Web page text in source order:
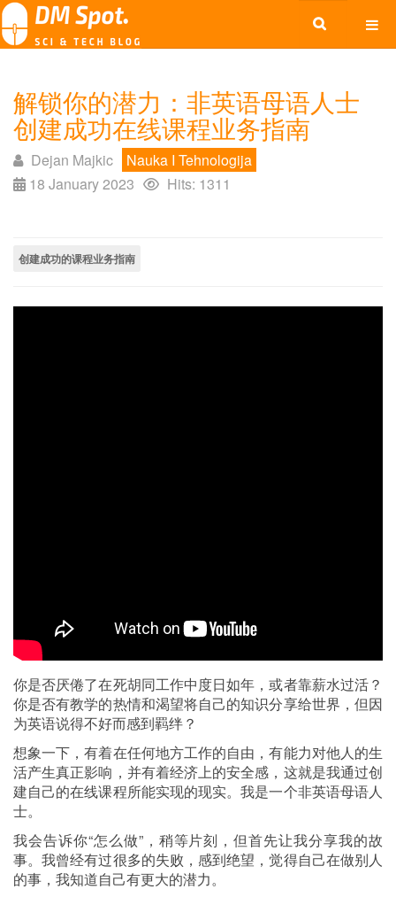
解锁你的潜力：非英语母语人士
创建成功在线课程业务指南
Dejan Majkic
Nauka I Tehnologija
18 January 2023
Hits: 1311
创建成功的课程业务指南
你是否厌倦了在死胡同工作中度日如年，或者靠薪水过活？
你是否有教学的热情和渴望将自己的知识分享给世界，但因
为英语说得不好而感到羁绊？
想象一下，有着在任何地方工作的自由，有能力对他人的生
活产生真正影响，并有着经济上的安全感，这就是我通过创
建自己的在线课程所能实现的现实。我是一个非英语母语人
士。
我会告诉你“怎么做”，稍等片刻，但首先让我分享我的故
事。我曾经有过很多的失败，感到绝望，觉得自己在做别人
的事，我知道自己有更大的潜力。